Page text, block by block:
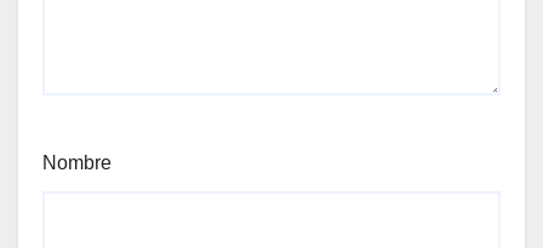
Nombre